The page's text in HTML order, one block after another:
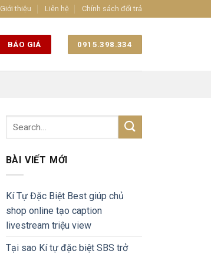
Giới thiệu Liên hệ Chính sách đổi trả
BÁO GIÁ 0915.398.334
BÀI VIẾT MỚI
Kí Tự Đặc Biệt Best giúp chủ
shop online tạo caption
livestream triệu view
Tại sao Kí tự đặc biệt SBS trở